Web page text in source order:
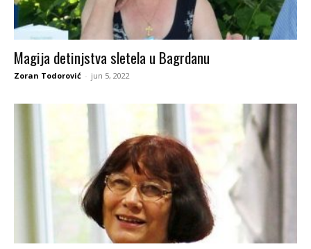
Magija detinjstva sletela u Bagrdanu
Zoran Todorović - jun 5, 2022